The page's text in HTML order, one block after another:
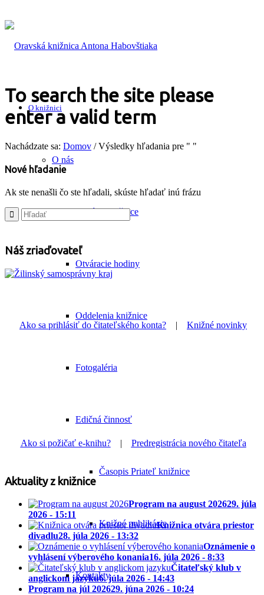
O knižnici
O nás
História knižnice
Otváracie hodiny
Oddelenia knižnice
Fotogaléria
Edičná činnosť
Časopis Priateľ knižnice
Knižné publikácie
Kontakty
To search the site please
enter a valid term
Nachádzate sa: Domov / Výsledky hľadania pre " "
Nové hľadanie
Ak ste nenašli čo ste hľadali, skúste hľadať inú frázu
Náš zriaďovateľ
Ako sa prihlásiť do čitateľského konta? | Knižné novinky
Ako si požičať e-knihu?| Predregistrácia nového čitateľa
Aktuality z knižnice
Program na august 202629. júla
2026 - 15:11
Knižnica otvára priestor
divadlu28. júla 2026 - 13:32
Oznámenie o
vyhlásení výberového konania16. júla 2026 - 8:33
Čitateľský klub v
anglickom jazyku6. júla 2026 - 14:43
Program na júl 202629. júna 2026 - 10:24